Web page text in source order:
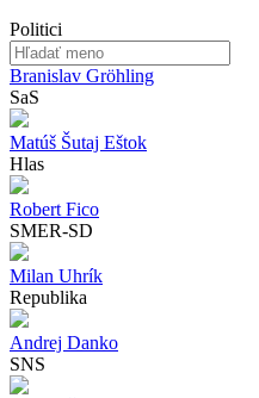
Politici
Branislav Gröhling
SaS
Matúš Šutaj Eštok
Hlas
Robert Fico
SMER-SD
Milan Uhrík
Republika
Andrej Danko
SNS